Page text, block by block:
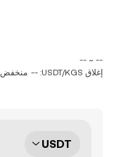
‏-- ~ ‎--‏
إغلاق USDT/KGS: --
USDT